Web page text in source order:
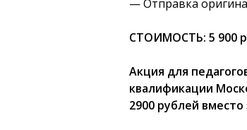
— Отправка
СТОИМОСТЬ: 5 900
Акция для
квалификации
2900 рублей вместо